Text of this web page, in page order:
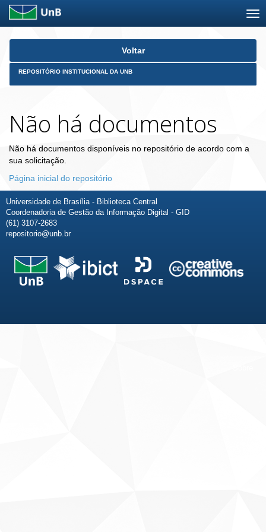
Skip
Voltar
REPOSITÓRIO INSTITUCIONAL DA UNB
Não há documentos
Não há documentos disponíveis no repositório de acordo com a
sua solicitação.
Página inicial do repositório
Universidade de Brasília - Biblioteca Central
Coordenadoria de Gestão da Informação Digital - GID
(61) 3107-2683
repositorio@unb.br